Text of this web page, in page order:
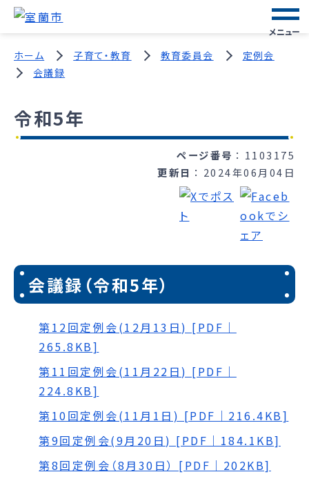
メニュー
ホーム 子育て・教育 教育委員会
定例会
会議録
令和5年
ページ番号
1103175
更新日
2024年06月04日
会議録（令和5年）
第12回定例会(12月13日) [PDF｜
265.8KB]
第11回定例会(11月22日) [PDF｜
224.8KB]
第10回定例会(11月1日) [PDF｜216.4KB]
第9回定例会(9月20日) [PDF｜184.1KB]
第8回定例会（8月30日） [PDF｜202KB]